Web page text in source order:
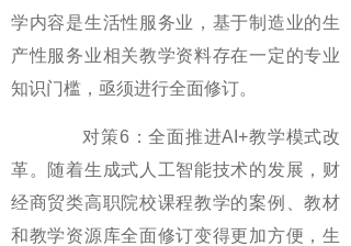
学内容是生活性服务业，基于制造业的生
产性服务业相关教学资料存在一定的专业
知识门槛，亟须进行全面修订。
对策6：全面推进AI+教学模式改
革。随着生成式人工智能技术的发展，财
经商贸类高职院校课程教学的案例、教材
和教学资源库全面修订变得更加方便，生